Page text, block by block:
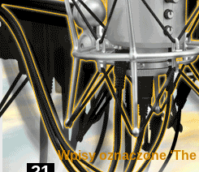
Wpisy oznaczone